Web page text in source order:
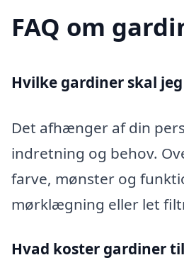
FAQ om
Hvilke gardiner skal
Det afhænger af din
indretning og behov.
farve, mønster og
mørklægning eller let
Hvad koster gardiner